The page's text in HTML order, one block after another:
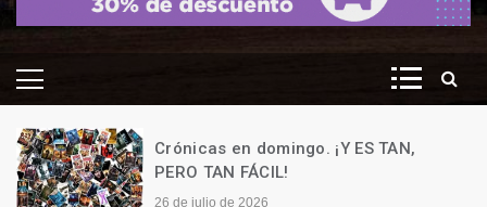
Crónicas en domingo. ¡Y ES TAN,
PERO TAN FÁCIL!
26 de julio de 2026